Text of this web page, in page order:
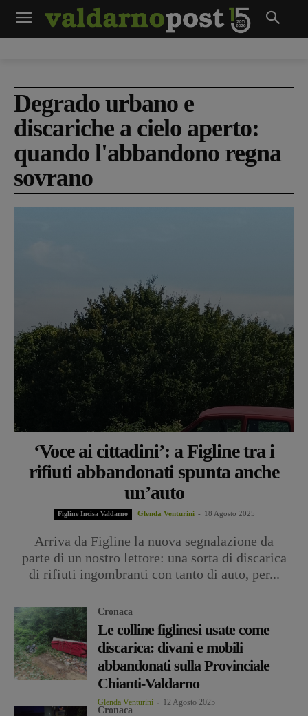
Degrado urbano e
discariche a cielo aperto:
quando l'abbandono regna
sovrano
‘Voce ai cittadini’: a Figline tra i
rifiuti abbandonati spunta anche
un’auto
Figline Incisa Valdarno Glenda Venturini - 18 Agosto 2025
Arriva da Figline la nuova segnalazione da
parte di un nostro lettore: una sorta di discarica
di rifiuti ingombranti con tanto di auto, per...
Cronaca
Le colline figlinesi usate come
discarica: divani e mobili
abbandonati sulla Provinciale
Chianti-Valdarno
Glenda Venturini 12 Agosto 2025
Cronaca